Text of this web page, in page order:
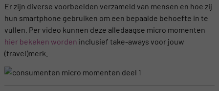
Er zijn diverse voorbeelden verzameld van mensen en hoe zij
hun smartphone gebruiken om een bepaalde behoefte in te
vullen. Per video kunnen deze alledaagse micro momenten
hier bekeken worden inclusief take-aways voor jouw
(travel)merk.